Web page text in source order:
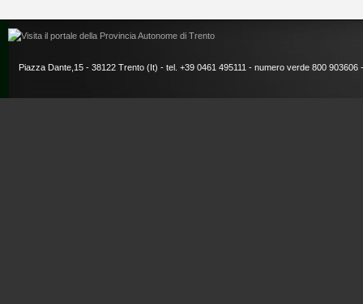
Piazza Dante,15 - 38122 Trento (It) - tel. +39 0461 495111 - numero verde 800 903606